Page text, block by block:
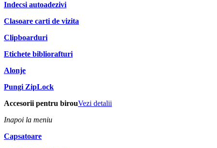
Indecsi autoadezivi
Clasoare carti de vizita
Clipboarduri
Etichete bibliorafturi
Alonje
Pungi ZipLock
Accesorii pentru birouVezi detalii
Inapoi la meniu
Capsatoare